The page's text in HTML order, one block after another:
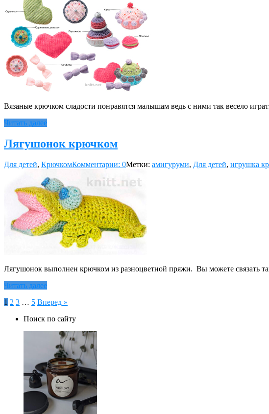
Вязаные крючком сладости понравятся малышам ведь с ними так весело
Читать далее
Лягушонок крючком
Для детей, КрючкомКомментарии: 0Метки: амигуруми, Для детей, игрушка
Лягушонок выполнен крючком из разноцветной пряжи. Вы можете связать
Читать далее
Пагинация
записей
1 2 3 … 5 Вперед »
Поиск по сайту